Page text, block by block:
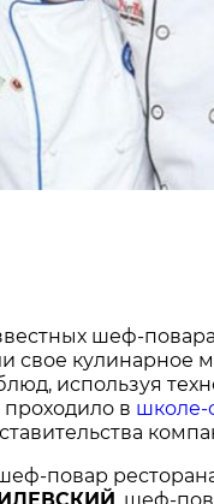
шеф-
свое кулинарное
используя
в школе-
повар
, шеф-